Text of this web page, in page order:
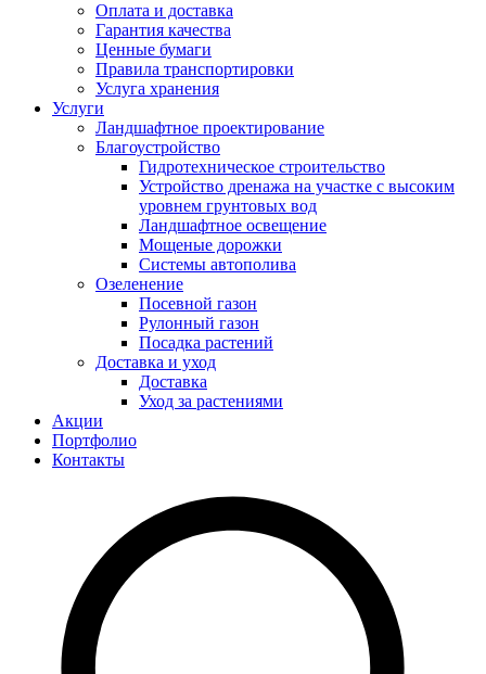
Оплата и доставка
Гарантия качества
Ценные бумаги
Правила транспортировки
Услуга хранения
Услуги
Ландшафтное проектирование
Благоустройство
Гидротехническое строительство
Устройство дренажа на участке с высоким
уровнем грунтовых вод
Ландшафтное освещение
Мощеные дорожки
Системы автополива
Озеленение
Посевной газон
Рулонный газон
Посадка растений
Доставка и уход
Доставка
Уход за растениями
Акции
Портфолио
Контакты